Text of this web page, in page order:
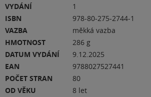
VYDÁNÍ
1
ISBN
978-80-275-2744-1
VAZBA
měkká vazba
HMOTNOST
286 g
DATUM VYDÁNÍ
9.12.2025
EAN
9788027527441
POČET STRAN
80
OD VĚKU
8 let